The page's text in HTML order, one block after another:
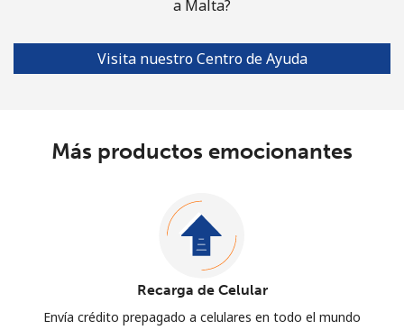
a Malta?
Visita nuestro Centro de Ayuda
Más productos emocionantes
Recarga de Celular
Envía crédito prepagado a celulares en todo el mundo